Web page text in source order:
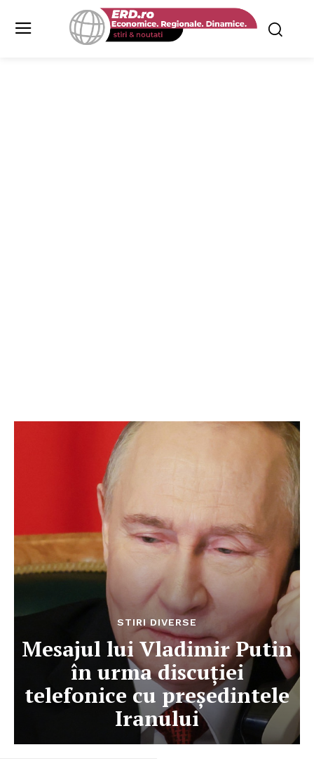
STIRI DIVERSE
Mesajul lui Vladimir Putin
în urma discuției
telefonice cu președintele
Iranului